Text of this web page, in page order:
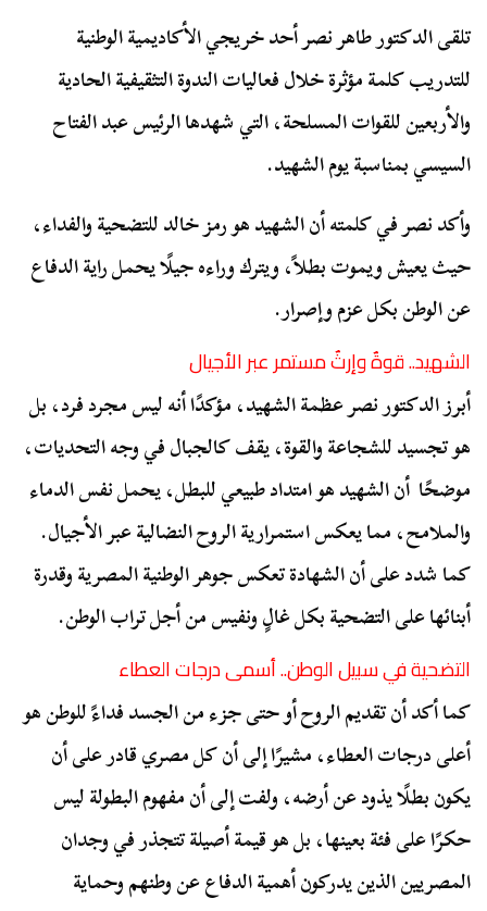
تلقى الدكتور طاهر نصر أحد خريجي الأكاديمية الوطنية
للتدريب كلمة مؤثرة خلال فعاليات الندوة التثقيفية الحادية
والأربعين للقوات المسلحة، التي شهدها الرئيس عبد الفتاح
السيسي بمناسبة يوم الشهيد.
وأكد نصر في كلمته أن الشهيد هو رمز خالد للتضحية والفداء،
حيث يعيش ويموت بطلاً، ويترك وراءه جيلًا يحمل راية الدفاع
عن الوطن بكل عزم وإصرار.
الشهيد.. قوةٌ وإرثٌ مستمر عبر الأجيال
أبرز الدكتور نصر عظمة الشهيد، مؤكدًا أنه ليس مجرد فرد، بل
هو تجسيد للشجاعة والقوة، يقف كالجبال في وجه التحديات،
موضحًا أن الشهيد هو امتداد طبيعي للبطل، يحمل نفس الدماء
والملامح، مما يعكس استمرارية الروح النضالية عبر الأجيال.
كما شدد على أن الشهادة تعكس جوهر الوطنية المصرية وقدرة
أبنائها على التضحية بكل غالٍ ونفيس من أجل تراب الوطن.
التضحية في سبيل الوطن.. أسمى درجات العطاء
كما أكد أن تقديم الروح أو حتى جزء من الجسد فداءً للوطن هو
أعلى درجات العطاء، مشيرًا إلى أن كل مصري قادر على أن
يكون بطلًا يذود عن أرضه، ولفت إلى أن مفهوم البطولة ليس
حكرًا على فئة بعينها، بل هو قيمة أصيلة تتجذر في وجدان
المصريين الذين يدركون أهمية الدفاع عن وطنهم وحماية